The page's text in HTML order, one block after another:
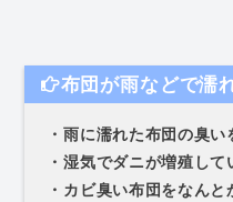
布団が雨などで濡
・雨に濡れた布団の臭い
・湿気でダニが増殖して
・カビ臭い布団をなんと